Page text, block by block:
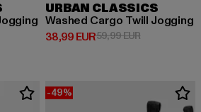
59,99 EUR
URBAN CLASSICS
Washed Cargo Twill Jogging
38,99 EUR
Derzeitiger Preis: 38,99 EUR
59,99 EURAktionspreis:
-49%